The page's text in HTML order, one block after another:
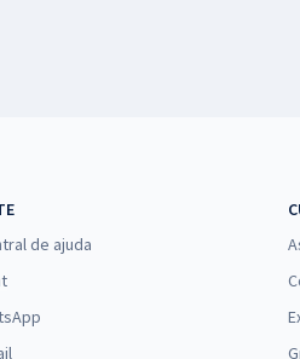
de ajuda